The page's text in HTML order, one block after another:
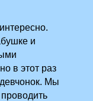
и
в этот раз
Мы